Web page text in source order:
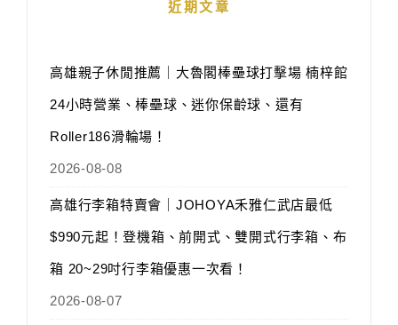
近期文章
高雄親子休閒推薦｜大魯閣棒壘球打擊場 楠梓館
24小時營業、棒壘球、迷你保齡球、還有
Roller186滑輪場！
2026-08-08
高雄行李箱特賣會｜JOHOYA禾雅仁武店最低
$990元起！登機箱、前開式、雙開式行李箱、布
箱 20~29吋行李箱優惠一次看！
2026-08-07